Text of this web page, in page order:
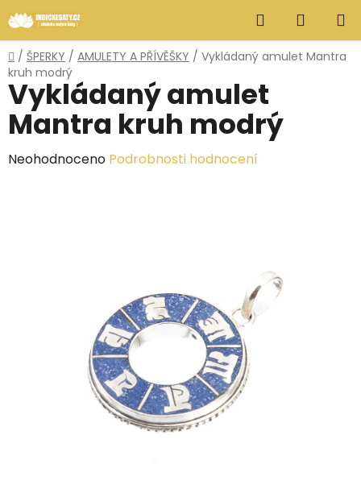
na
obsah
Hledat
KOŠÍK
Domů
/ ŠPERKY / AMULETY A PŘÍVĚŠKY / Vykládaný amulet Mantra
kruh modrý
Vykládaný amulet
Mantra kruh modrý
Průměrné
Neohodnoceno Podrobnosti hodnocení